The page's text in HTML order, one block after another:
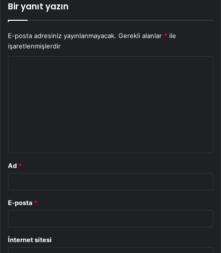
Bir yanıt yazın
E-posta adresiniz yayınlanmayacak. Gerekli alanlar * ile
işaretlenmişlerdir
Ad *
E-posta *
İnternet sitesi